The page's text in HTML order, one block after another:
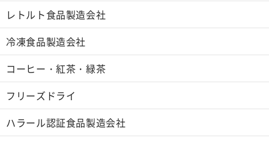
レトルト食品製造会社
冷凍食品製造会社
コーヒー・紅茶・緑茶
フリーズドライ
ハラール認証食品製造会社